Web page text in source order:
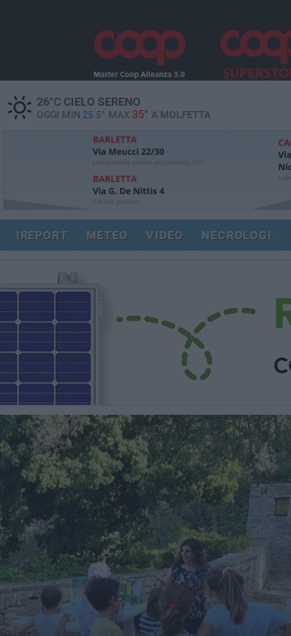
26°CCIELO SERENO
OGGI MIN 25.5° MAX 35° A MOLFETTA
IREPORT METEO VIDEO NECROLOGI